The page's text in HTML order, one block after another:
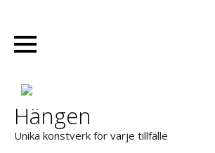
Hängen
Unika konstverk för varje tillfälle